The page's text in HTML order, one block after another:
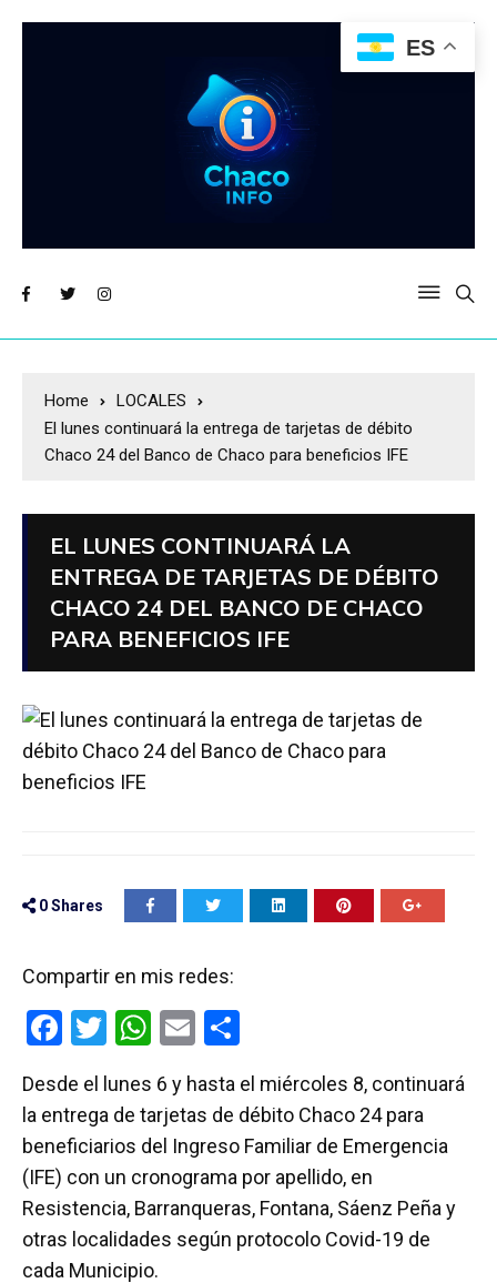
Home
LOCALES
El lunes continuará la entrega de tarjetas de débito
Chaco 24 del Banco de Chaco para beneficios IFE
EL LUNES CONTINUARÁ LA
ENTREGA DE TARJETAS DE DÉBITO
CHACO 24 DEL BANCO DE CHACO
PARA BENEFICIOS IFE
0Shares
Compartir en mis redes:
F
ce
b
o
o
k
T
tt
er
W
at
s
A
p
p
E
ail m
p
ar
tir
Desde el lunes 6 y hasta el miércoles 8, continuará
la entrega de tarjetas de débito Chaco 24 para
beneficiarios del Ingreso Familiar de Emergencia
(IFE) con un cronograma por apellido, en
Resistencia, Barranqueras, Fontana, Sáenz Peña y
otras localidades según protocolo Covid-19 de
cada Municipio.
ES